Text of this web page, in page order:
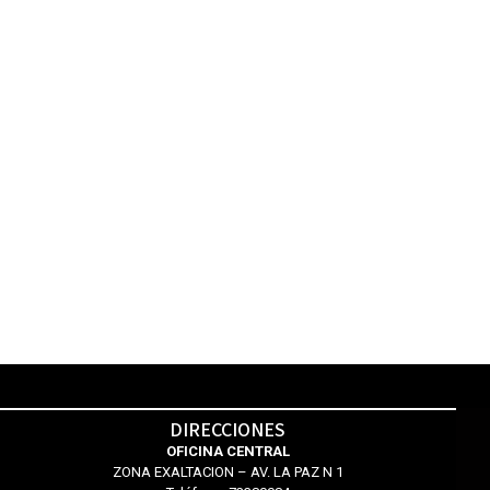
DIRECCIONES
OFICINA CENTRAL
ZONA EXALTACION – AV. LA PAZ N 1